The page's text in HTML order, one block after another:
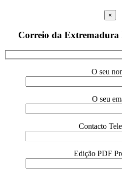
×
Correio da Extremadura
O seu
O seu
Contacto
Edição PDF